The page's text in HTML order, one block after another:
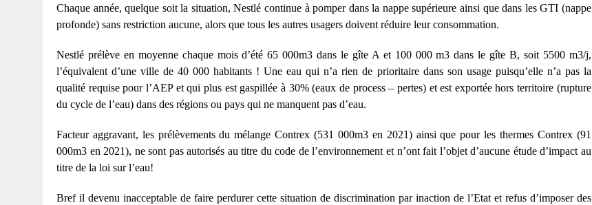
Chaque année, quelque soit la situation, Nestlé continue à pomper dans la nappe supérieure ainsi que dans les GTI (nappe
profonde) sans restriction aucune, alors que tous les autres usagers doivent réduire leur consommation.
Nestlé prélève en moyenne chaque mois d’été 65 000m3 dans le gîte A et 100 000 m3 dans le gîte B, soit 5500 m3/j,
l’équivalent d’une ville de 40 000 habitants ! Une eau qui n’a rien de prioritaire dans son usage puisqu’elle n’a pas la
qualité requise pour l’AEP et qui plus est gaspillée à 30% (eaux de process – pertes) et est exportée hors territoire (rupture
du cycle de l’eau) dans des régions ou pays qui ne manquent pas d’eau.
Facteur aggravant, les prélèvements du mélange Contrex (531 000m3 en 2021) ainsi que pour les thermes Contrex (91
000m3 en 2021), ne sont pas autorisés au titre du code de l’environnement et n’ont fait l’objet d’aucune étude d’impact au
titre de la loi sur l’eau!
Bref il devenu inacceptable de faire perdurer cette situation de discrimination par inaction de l’Etat et refus d’imposer des